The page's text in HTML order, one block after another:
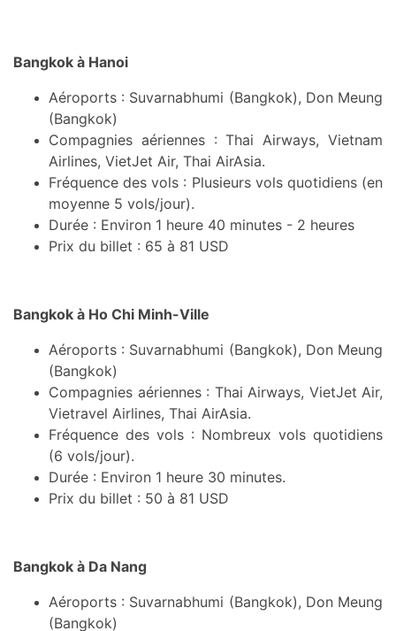
Bangkok à Hanoi
Aéroports : Suvarnabhumi (Bangkok), Don Meung
(Bangkok)
Compagnies aériennes : Thai Airways, Vietnam
Airlines, VietJet Air, Thai AirAsia.
Fréquence des vols : Plusieurs vols quotidiens (en
moyenne 5 vols/jour).
Durée : Environ 1 heure 40 minutes - 2 heures
Prix du billet : 65 à 81 USD
Bangkok à Ho Chi Minh-Ville
Aéroports : Suvarnabhumi (Bangkok), Don Meung
(Bangkok)
Compagnies aériennes : Thai Airways, VietJet Air,
Vietravel Airlines, Thai AirAsia.
Fréquence des vols : Nombreux vols quotidiens
(6 vols/jour).
Durée : Environ 1 heure 30 minutes.
Prix du billet : 50 à 81 USD
Bangkok à Da Nang
Aéroports : Suvarnabhumi (Bangkok), Don Meung
(Bangkok)